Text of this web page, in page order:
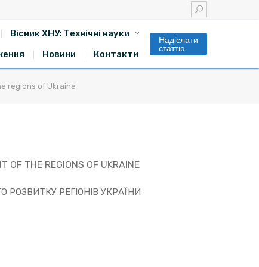
Вісник ХНУ: Технічні науки
Новини Контакти
Надіслати
статтю
regions of Ukraine
OF THE REGIONS OF UKRAINE
РЕГІОНІВ УКРАЇНИ